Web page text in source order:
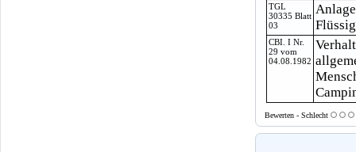
TGL
30335 Blatt
03
CBI. I Nr.
29 vom
04.08.1982
Bewerten - Schlecht